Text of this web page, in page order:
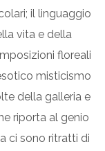
il linguaggio
vita e della
floreali
misticismo
della galleria e
riporta al genio
ci sono ritratti di